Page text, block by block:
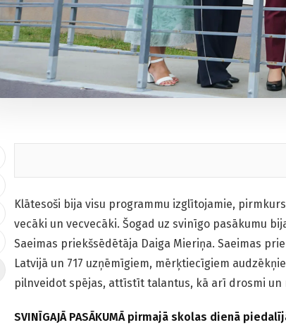
Klātesoši bija visu programmu izglītojamie,
vecāki un vecvecāki. Šogad uz svinīgo pasākumu
Saeimas priekšsēdētāja Daiga Mieriņa. Saeimas
Latvijā un 717 uzņēmīgiem, mērķtiecīgiem
pilnveidot spējas, attīstīt talantus, kā arī drosmi un
SVINĪGAJĀ PASĀKUMĀ pirmajā skolas dienā